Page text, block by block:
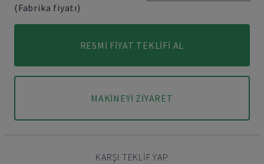
(Fabrika fiyatı)
RESMI FIYAT TEKLIFI AL
MAKINEYI ZIYARET
KARŞI TEKLIF YAP